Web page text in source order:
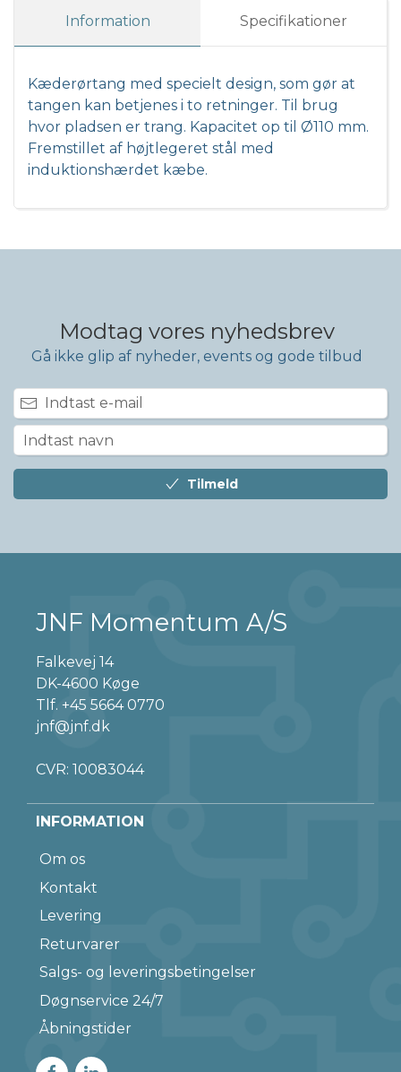
Information Specifikationer
Kæderørtang med specielt design, som gør at
tangen kan betjenes i to retninger. Til brug
hvor pladsen er trang. Kapacitet op til Ø110 mm.
Fremstillet af højtlegeret stål med
induktionshærdet kæbe.
Modtag vores nyhedsbrev
Gå ikke glip af nyheder, events og gode tilbud
Tilmeld
JNF Momentum A/S
Falkevej 14
DK-4600 Køge
Tlf. +45 5664 0770
jnf@jnf.dk
CVR: 10083044
INFORMATION
Om os
Kontakt
Levering
Returvarer
Salgs- og leveringsbetingelser
Døgnservice 24/7
Åbningstider